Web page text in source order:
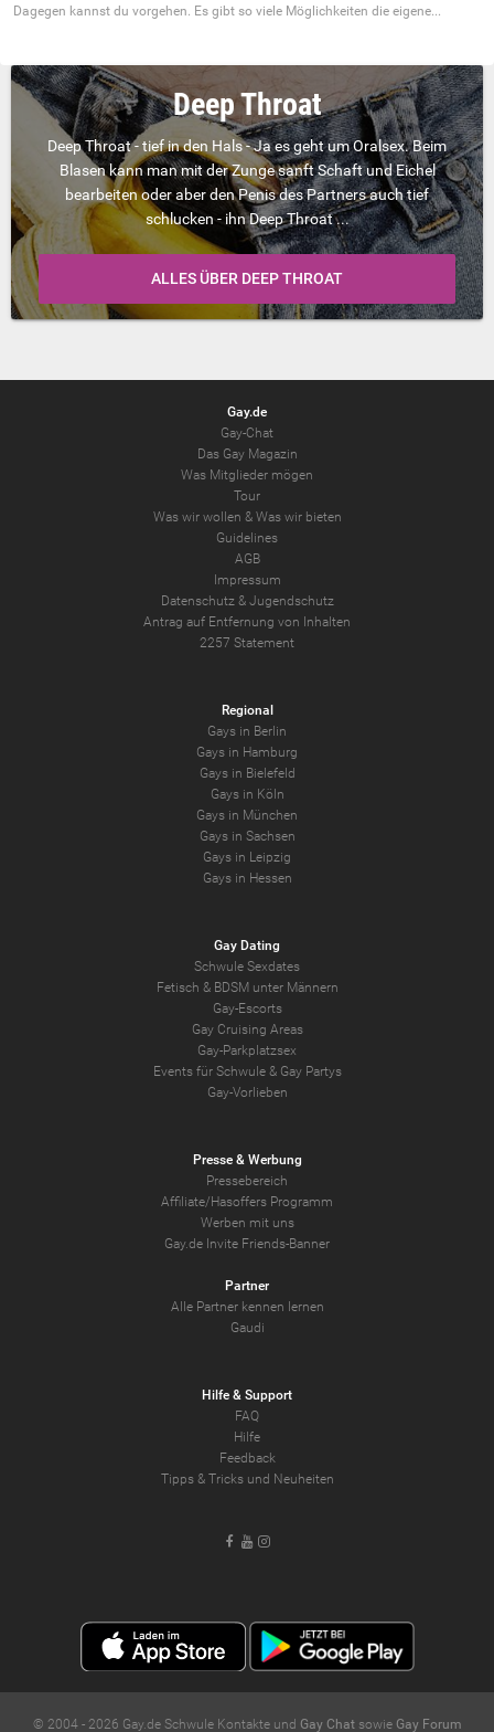
Dagegen kannst du vorgehen. Es gibt so viele Möglichkeiten die eigene...
Deep Throat
Deep Throat - tief in den Hals - Ja es geht um Oralsex. Beim
Blasen kann man mit der Zunge sanft Schaft und Eichel
bearbeiten oder aber den Penis des Partners auch tief
schlucken - ihn Deep Throat ...
ALLES ÜBER DEEP THROAT
Gay.de
Gay-Chat
Das Gay Magazin
Was Mitglieder mögen
Tour
Was wir wollen & Was wir bieten
Guidelines
AGB
Impressum
Datenschutz& Jugendschutz
Antrag auf Entfernung von Inhalten
2257 Statement
Regional
Gays in Berlin
Gays in Hamburg
Gays in Bielefeld
Gays in Köln
Gays in München
Gays in Sachsen
Gays in Leipzig
Gays in Hessen
Gay Dating
Schwule Sexdates
Fetisch & BDSM unter Männern
Gay-Escorts
Gay Cruising Areas
Gay-Parkplatzsex
Events für Schwule & Gay Partys
Gay-Vorlieben
Presse & Werbung
Pressebereich
Affiliate/Hasoffers Programm
Werben mit uns
Gay.de Invite Friends-Banner
Partner
Alle Partner kennen lernen
Gaudi
Hilfe & Support
FAQ
Hilfe
Feedback
Tipps & Tricks und Neuheiten
Facebook
YoutubeInstagram
© 2004 - 2026 Gay.de Schwule Kontakte und Gay Chatsowie Gay Forum